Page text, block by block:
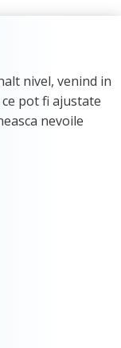
nivel, venind in
pot fi ajustate
nevoile